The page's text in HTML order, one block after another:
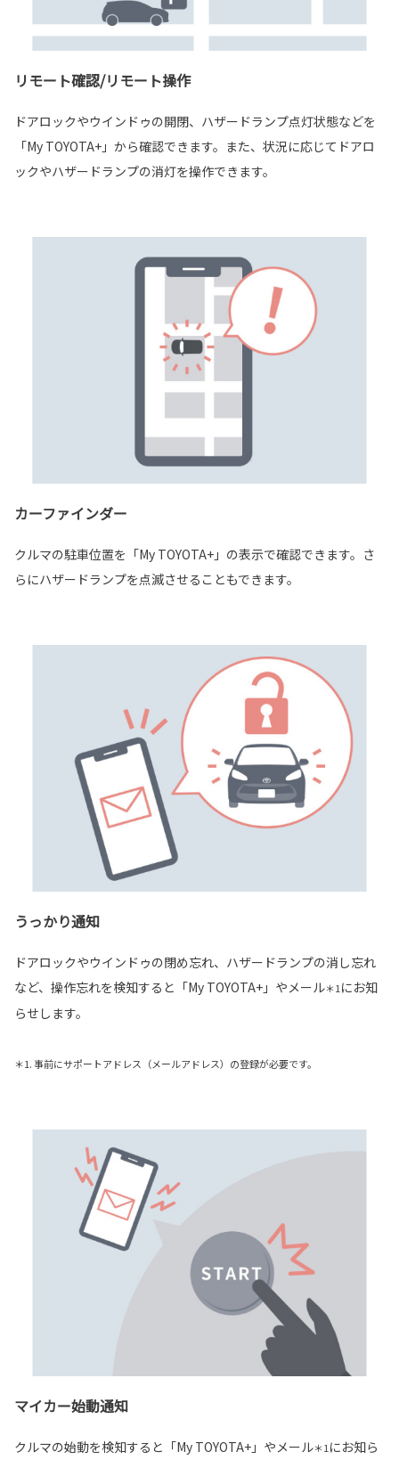
リモート確認/リモート操作
ドアロックやウインドゥの開閉、ハザードランプ点灯状態などを
「My TOYOTA+」から確認できます。また、状況に応じてドアロ
ックやハザードランプの消灯を操作できます。
カーファインダー
クルマの駐車位置を「My TOYOTA+」の表示で確認できます。さ
らにハザードランプを点滅させることもできます。
うっかり通知
ドアロックやウインドゥの閉め忘れ、ハザードランプの消し忘れ
など、操作忘れを検知すると「My TOYOTA+」やメール＊1 にお知
らせします。
＊1. 事前にサポートアドレス（メールアドレス）の登録が必要です。
マイカー始動通知
クルマの始動を検知すると「My TOYOTA+」やメール＊1 にお知ら